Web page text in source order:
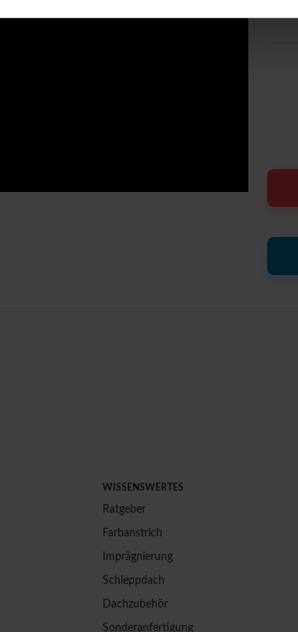
WISSENSWERTES
Ratgeber
Farbanstrich
Imprägnierung
Schleppdach
Dachzubehör
Sonderanfertigung